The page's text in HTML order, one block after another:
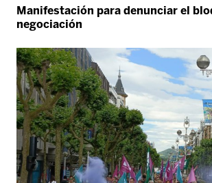
Manifestación para denunciar el
negociación